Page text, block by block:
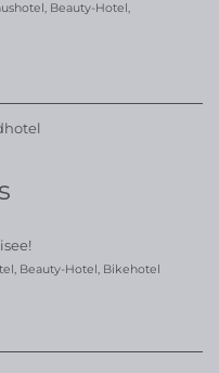
, Beauty-Hotel ,
, Beauty-Hotel , Bikehotel